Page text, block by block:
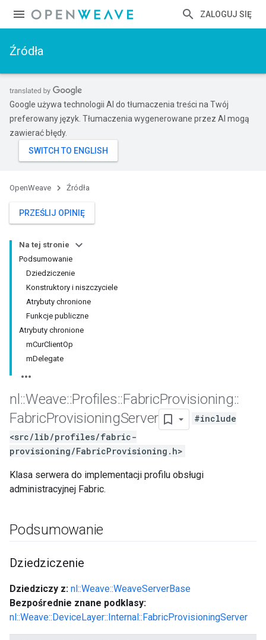
ZALOGUJ SIĘ
Źródła
Google używa technologii AI do tłumaczenia treści na Twój
preferowany język. Tłumaczenia wygenerowane przez AI mogą
zawierać błędy.
OpenWeave Źródła
PRZEŚLIJ OPINIĘ
Na tej stronie
Podsumowanie
Dziedziczenie
Konstruktory i niszczyciele
Atrybuty chronione
Funkcje publiczne
Atrybuty chronione
mCurClientOp
mDelegate
nl ::Weave::Profiles::FabricProvisioning::
FabricProvisioningServer
#include
<src/lib/profiles/fabric-
provisioning/FabricProvisioning.h>
Klasa serwera do implementacji profilu obsługi
administracyjnej Fabric.
Podsumowanie
Dziedziczenie
Dziedziczy z: nl::Weave::WeaveServerBase
Bezpośrednie znane podklasy:
nl::Weave::DeviceLayer::Internal::FabricProvisioningServer